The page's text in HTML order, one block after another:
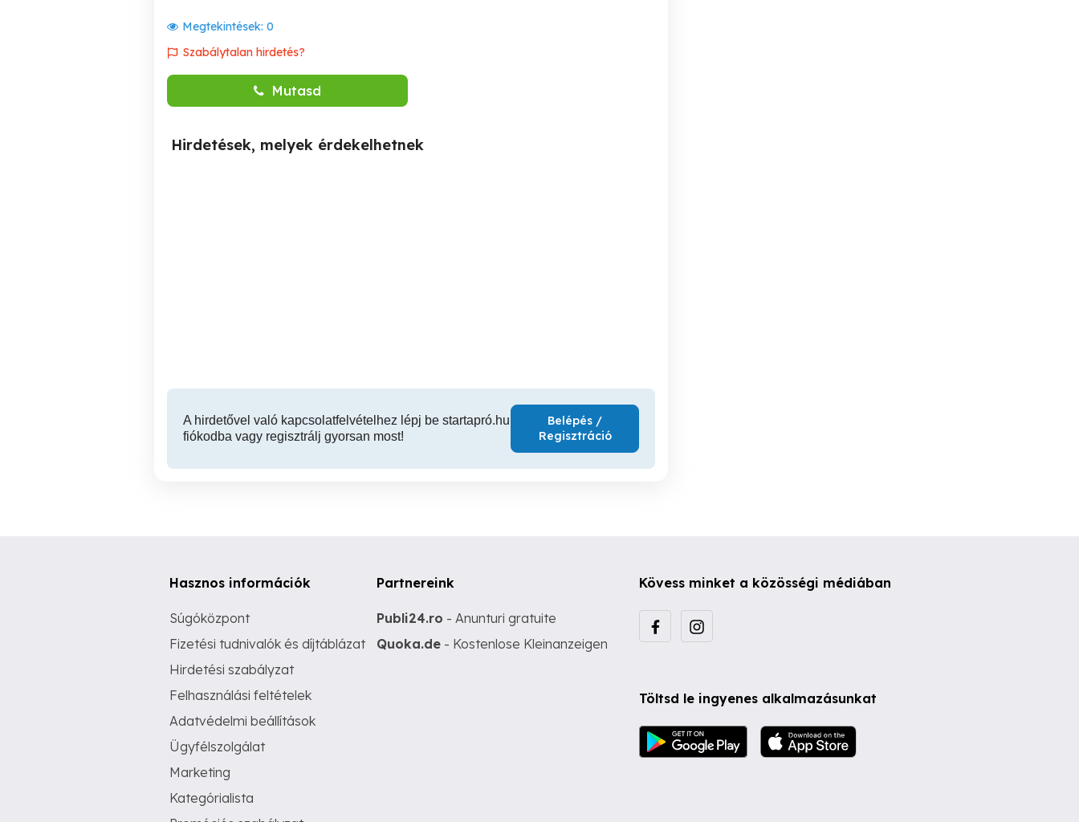
Megtekintések: 0
Szabálytalan hirdetés?
Mutasd
Hirdetések, melyek érdekelhetnek
A hirdetővel való kapcsolatfelvételhez lépj be startapró.hu
fiókodba vagy regisztrálj gyorsan most!
Belépés /
Regisztráció
Hasznos információk
Súgóközpont
Fizetési tudnivalók és díjtáblázat
Hirdetési szabályzat
Felhasználási feltételek
Adatvédelmi beállítások
Ügyfélszolgálat
Marketing
Kategórialista
Partnereink
Publi24.ro - Anunturi gratuite
Quoka.de - Kostenlose Kleinanzeigen
Kövess minket a közösségi médiában
Töltsd le ingyenes alkalmazásunkat